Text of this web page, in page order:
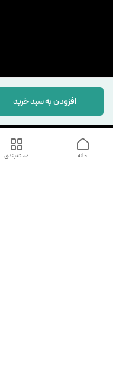
افزودن به سبد خرید
دسته‌بندی خانه